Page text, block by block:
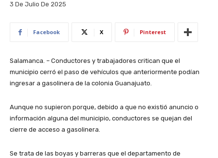
3 De Julio De 2025
Facebook X Pinterest
Salamanca. – Conductores y trabajadores critican que el
municipio cerró el paso de vehículos que anteriormente podían
ingresar a gasolinera de la colonia Guanajuato.
Aunque no supieron porque, debido a que no existió anuncio o
información alguna del municipio, conductores se quejan del
cierre de acceso a gasolinera.
Se trata de las boyas y barreras que el departamento de